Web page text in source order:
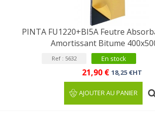
PINTA FU1220+BI5A Feutre
Amortissant Bitume
Ref : 5632 En stock
21,90 € 18,25 €HT
AJOUTER AU PANIER